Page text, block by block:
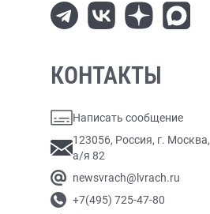
КОНТАКТЫ
Написать сообщение
123056, Россия, г. Москва,
а/я 82
newsvrach@lvrach.ru
+7(495) 725-47-80